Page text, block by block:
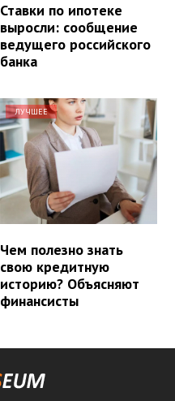
Ставки по ипотеке
выросли: сообщение
ведущего российского
банка
ЛУЧШЕЕ
Чем полезно знать
свою кредитную
историю? Объясняют
финансисты